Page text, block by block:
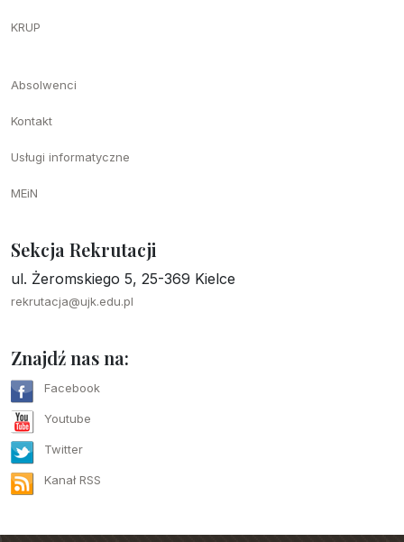
KRUP
Absolwenci
Kontakt
Usługi informatyczne
MEiN
Sekcja Rekrutacji
ul. Żeromskiego 5, 25-369 Kielce
rekrutacja@ujk.edu.pl
Znajdź nas na:
Facebook
Youtube
Twitter
Kanał RSS